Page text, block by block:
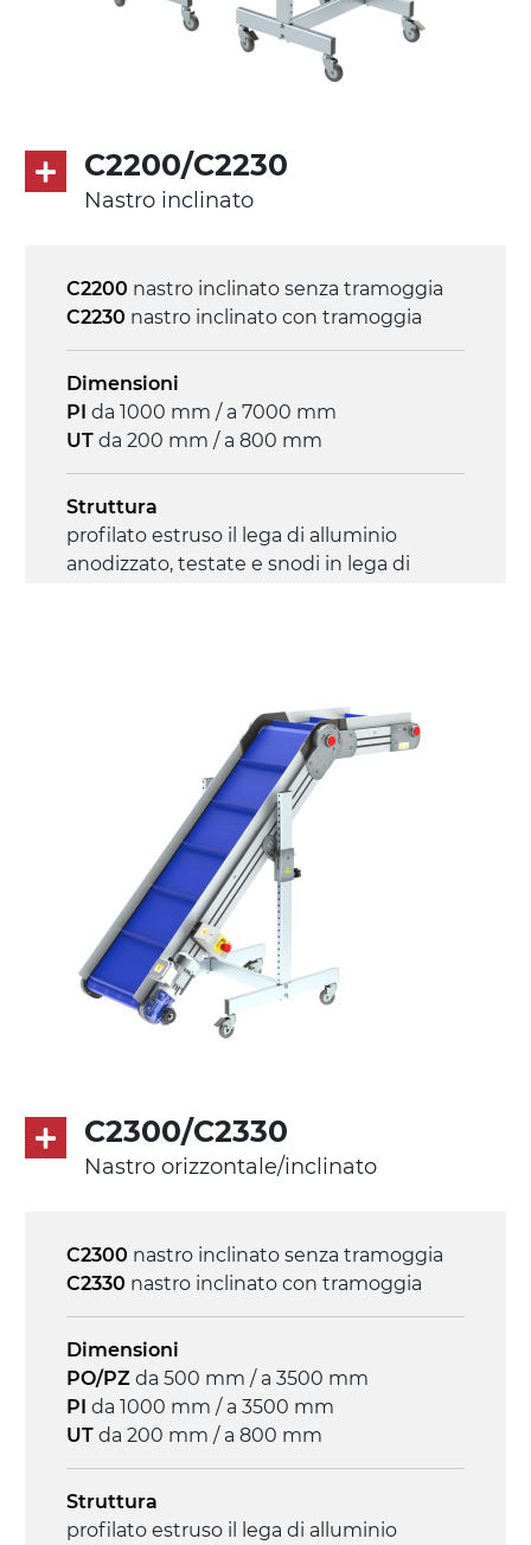
Trasmissione
diretta in traino (lato sinistro), riduttore
4.6 m/minuto
Controllo
on/off, E-Stop, protezione termica motore
C2200/C2230
Nastro inclinato
C2200 nastro inclinato senza tramoggia
C2230 nastro inclinato con tramoggia
Dimensioni
PI da 1000 mm / a 7000 mm
UT da 200 mm / a 800 mm
Struttura
profilato estruso il lega di alluminio
anodizzato, testate e snodi in lega di
Supporti di sostegno
cannocchiali con cerniere in lega di
alluminio pressofuso, gambe in tubolare
in metallo zincato, ruote pivottanti
con/senza freno (2+2)
Tappeto
modulare PP superficie blue
profili di trasporto in PP
diretta in traino (lato sinistro), riduttore
con frizione, motore asincrono trifase
multi tensione 230/400Vac-50Hz-3F
4.6 m/minuto
on/off, E-Stop, protezione termica motore
C2300/C2330
Nastro orizzontale/inclinato
C2300 nastro inclinato senza tramoggia
C2330 nastro inclinato con tramoggia
Dimensioni
PO/PZ da 500 mm / a 3500 mm
PI da 1000 mm / a 3500 mm
UT da 200 mm / a 800 mm
Struttura
profilato estruso il lega di alluminio